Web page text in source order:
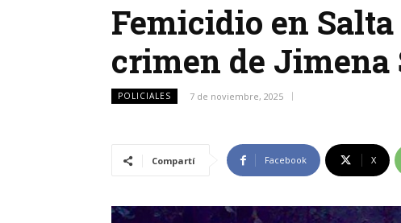
Femicidio en
crimen de Jimena
POLICIALES 7 de noviembre, 2025
Compartí Facebook X